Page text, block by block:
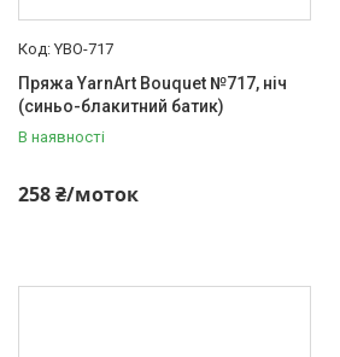
YBO-717
Пряжа YarnArt Bouquet №717, ніч
(синьо-блакитний батик)
В наявності
258 ₴/моток